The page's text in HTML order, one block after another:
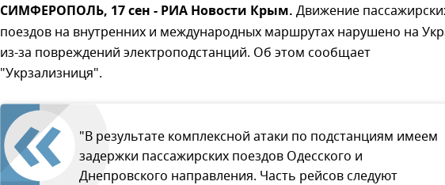
СИМФЕРОПОЛЬ, 17 сен - РИА Новости Крым. Движение
поездов на внутренних и международных маршрутах нарушено на
из-за повреждений электроподстанций. Об этом сообщает
"Укрзализниця".
"В результате комплексной атаки по подстанциям имеем
задержки пассажирских поездов Одесского и
Днепровского направления. Часть рейсов следуют